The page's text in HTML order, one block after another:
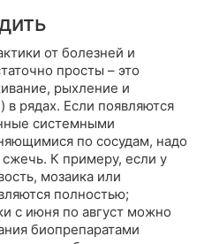
от болезней и
просты – это
рыхление и
в рядах. Если появляются
системными
по сосудам, надо
К примеру, если у
мозаика или
полностью;
с июня по август можно
биопрепаратами